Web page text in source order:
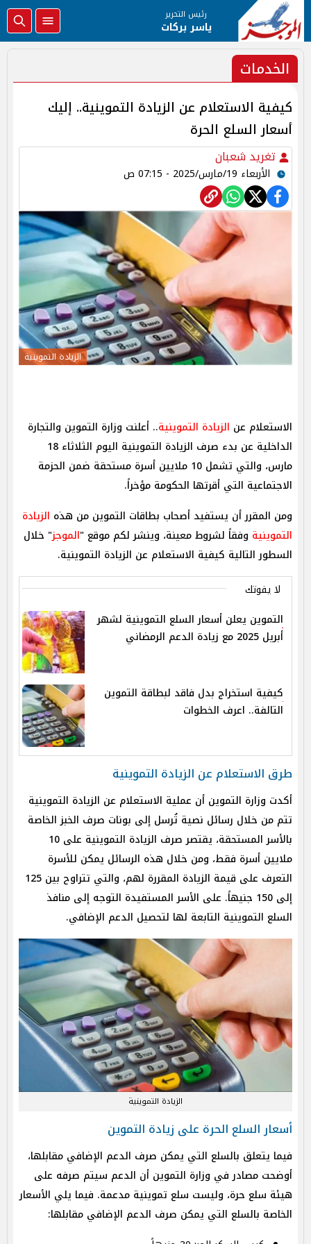
رئيس التحرير
ياسر بركات
الخدمات
كيفية الاستعلام عن الزيادة التموينية.. إليك
أسعار السلع الحرة
تغريد شعبان
الأربعاء 19/مارس/2025 - 07:15 ص
الزيادة التموينية
الاستعلام عن الزيادة التموينية.. أعلنت وزارة التموين والتجارة
الداخلية عن بدء صرف الزيادة التموينية اليوم الثلاثاء 18
مارس، والتي تشمل 10 ملايين أسرة مستحقة ضمن الحزمة
الاجتماعية التي أقرتها الحكومة مؤخراً.
ومن المقرر أن يستفيد أصحاب بطاقات التموين من هذه الزيادة
التموينية وفقاً لشروط معينة، وينشر لكم موقع "الموجز" خلال
السطور التالية كيفية الاستعلام عن الزيادة التموينية.
لا يفوتك
التموين يعلن أسعار السلع التموينية لشهر
أبريل 2025 مع زيادة الدعم الرمضاني
كيفية استخراج بدل فاقد لبطاقة التموين
التالفة.. اعرف الخطوات
طرق الاستعلام عن الزيادة التموينية
أكدت وزارة التموين أن عملية الاستعلام عن الزيادة التموينية
تتم من خلال رسائل نصية تُرسل إلى بونات صرف الخبز الخاصة
بالأسر المستحقة، يقتصر صرف الزيادة التموينية على 10
ملايين أسرة فقط، ومن خلال هذه الرسائل يمكن للأسرة
التعرف على قيمة الزيادة المقررة لهم، والتي تتراوح بين 125
إلى 150 جنيهاً. على الأسر المستفيدة التوجه إلى منافذ
السلع التموينية التابعة لها لتحصيل الدعم الإضافي.
الزيادة التموينية
أسعار السلع الحرة على زيادة التموين
فيما يتعلق بالسلع التي يمكن صرف الدعم الإضافي مقابلها،
أوضحت مصادر في وزارة التموين أن الدعم سيتم صرفه على
هيئة سلع حرة، وليست سلع تموينية مدعمة. فيما يلي الأسعار
الخاصة بالسلع التي يمكن صرف الدعم الإضافي مقابلها: